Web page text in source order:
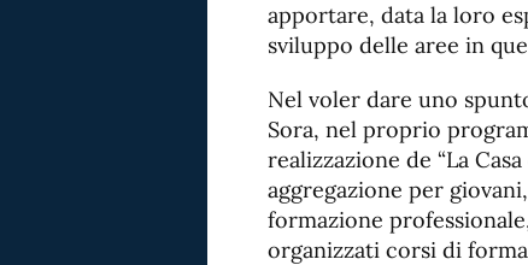
apportare, data la loro
sviluppo delle aree in
Nel voler dare uno
Sora, nel proprio
realizzazione de “La
aggregazione per
formazione
organizzati corsi di